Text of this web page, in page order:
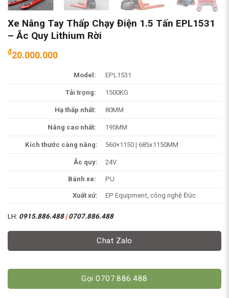
Xe Nâng Tay Thấp Chạy Điện 1.5 Tấn EPL1531
– Ắc Quy Lithium Rời
₫20.000.000
Model: EPL1531
Tải trọng: 1500KG
Hạ thấp nhất: 80MM
Nâng cao nhất: 195MM
Kích thước càng nâng: 560×1150 | 685x1150MM
Ắc quy: 24V
Bánh xe: PU
Xuất xứ: EP Equipment, công nghệ Đức
LH: 0915.886.488|0707.886.488
Chat Zalo
Gọi 0707.886.488